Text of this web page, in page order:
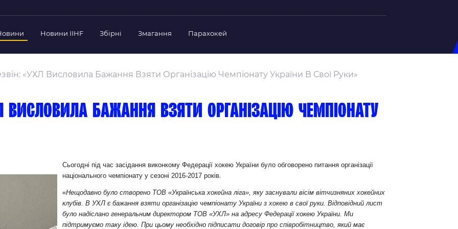
Федерації
Ради Федерації
Новини IIHF Збірні
Склад Збірної
Календар Матчів
Склад Збірної
Календар Матчів
Тренерський Штаб
Календар Матчів
Тренерський Штаб
Календар Матчів
Змагання Парахокей
«УХЛ Висловила Бажання Взяти Організацію Чемпіонату України В Свої Руки»
висловила бажання взяти організацію чемпіонату
Сьогодні під час засідання виконкому Федерації хокею України було обговорено питання організації
національного чемпіонату у сезоні 2016-2017 років.
«Нещодавно було створено ТОВ «Українська хокейна ліга», яку заснували вісім вітчизняних хокейних
клубів. В УХЛ є бажання взяти організацію чемпіонату України з хокею в свої руки. Відповідний лист
було надіслано генеральним директором ТОВ «УХЛ» на адресу Федерації хокею України. Ми
підтримуємо таку ідею. При цьому необхідно підписати договір про співробітництво, який має